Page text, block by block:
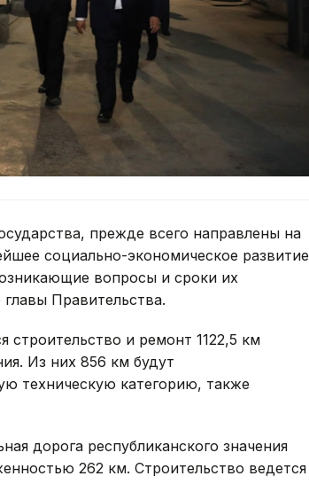
прежде всего направлены на
социально-экономическое развитие
вопросы и сроки их
Правительства.
строительство и ремонт 1122,5 км
Из них 856 км будут
техническую категорию, также
дорога республиканского значения
262 км. Строительство ведется